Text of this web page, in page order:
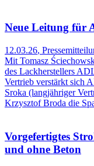
Neue Leitung für
12.03.26,
Mit Tomasz
des Lackherstellers
Vertrieb verstärkt sich
Sroka (langjähriger
Krzysztof Broda die
Vorgefertigtes
und ohne Beton